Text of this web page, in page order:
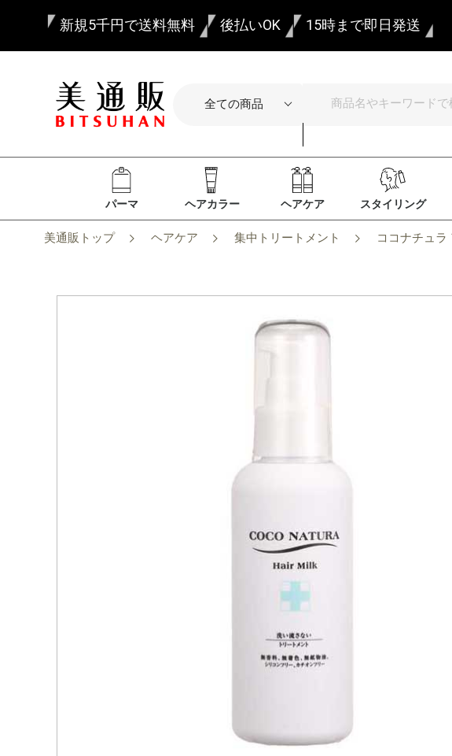
新規5千円で送料無料 後払いOK 15時まで即日発送
パーマ ヘアカラー ヘアケア スタイリング
美通販トップ ヘアケア 集中トリートメント ココナチュラ